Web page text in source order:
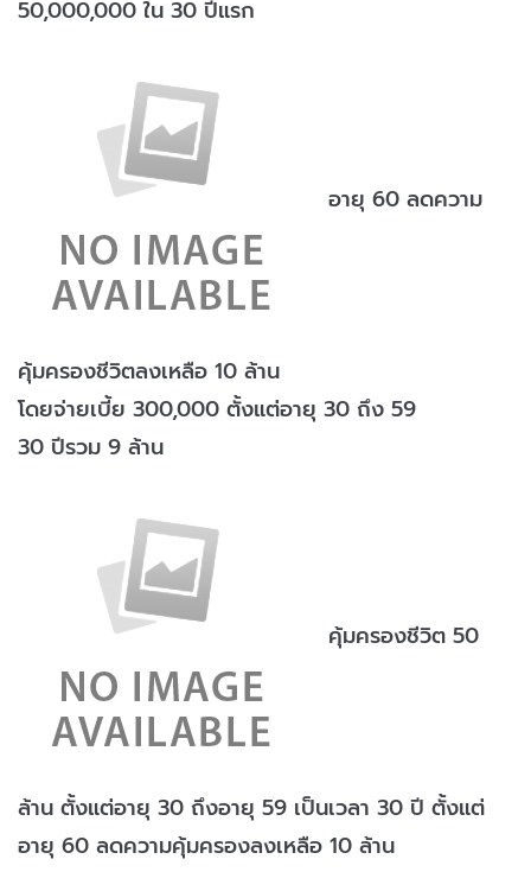
50,000,000 ใน 30 ปีแรก
อายุ 60 ลดความ
คุ้มครองชีวิตลงเหลือ 10 ล้าน
โดยจ่ายเบี้ย 300,000 ตั้งแต่อายุ 30 ถึง 59
30 ปีรวม 9 ล้าน
คุ้มครองชีวิต 50
ล้าน ตั้งแต่อายุ 30 ถึงอายุ 59 เป็นเวลา 30 ปี ตั้งแต่
อายุ 60 ลดความคุ้มครองลงเหลือ 10 ล้าน